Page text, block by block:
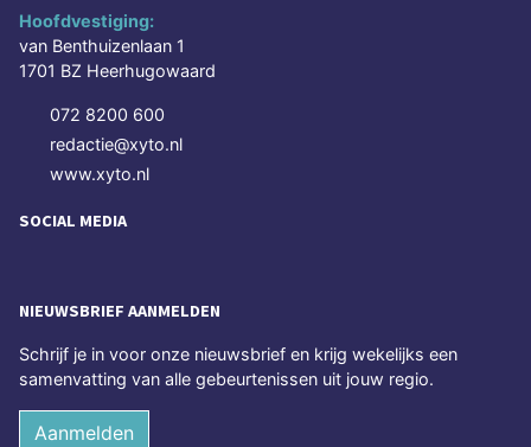
Hoofdvestiging:
van Benthuizenlaan 1
1701 BZ Heerhugowaard
072 8200 600
redactie@xyto.nl
www.xyto.nl
SOCIAL MEDIA
NIEUWSBRIEF AANMELDEN
Schrijf je in voor onze nieuwsbrief en krijg wekelijks een
samenvatting van alle gebeurtenissen uit jouw regio.
Aanmelden